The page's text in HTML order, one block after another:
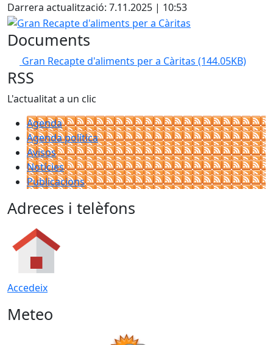
Darrera actualització: 7.11.2025 | 10:53
Gran Recapte d'aliments per a Càritas
Documents
Gran Recapte d'aliments per a Càritas (144.05KB)
RSS
L'actualitat a un clic
Agenda
Agenda política
Avisos
Notícies
Publicacions
Adreces i telèfons
Accedeix
Meteo